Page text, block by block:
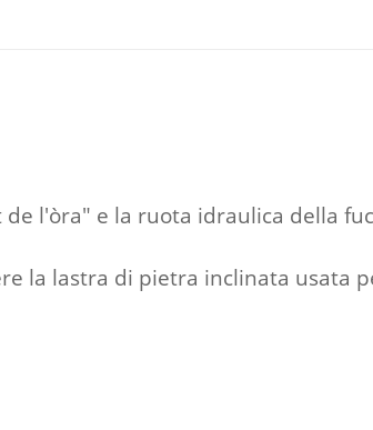
l'òra" e la ruota idraulica della
la lastra di pietra inclinata usata